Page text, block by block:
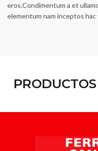
eros.Condimentum a et
elementum nam inceptos